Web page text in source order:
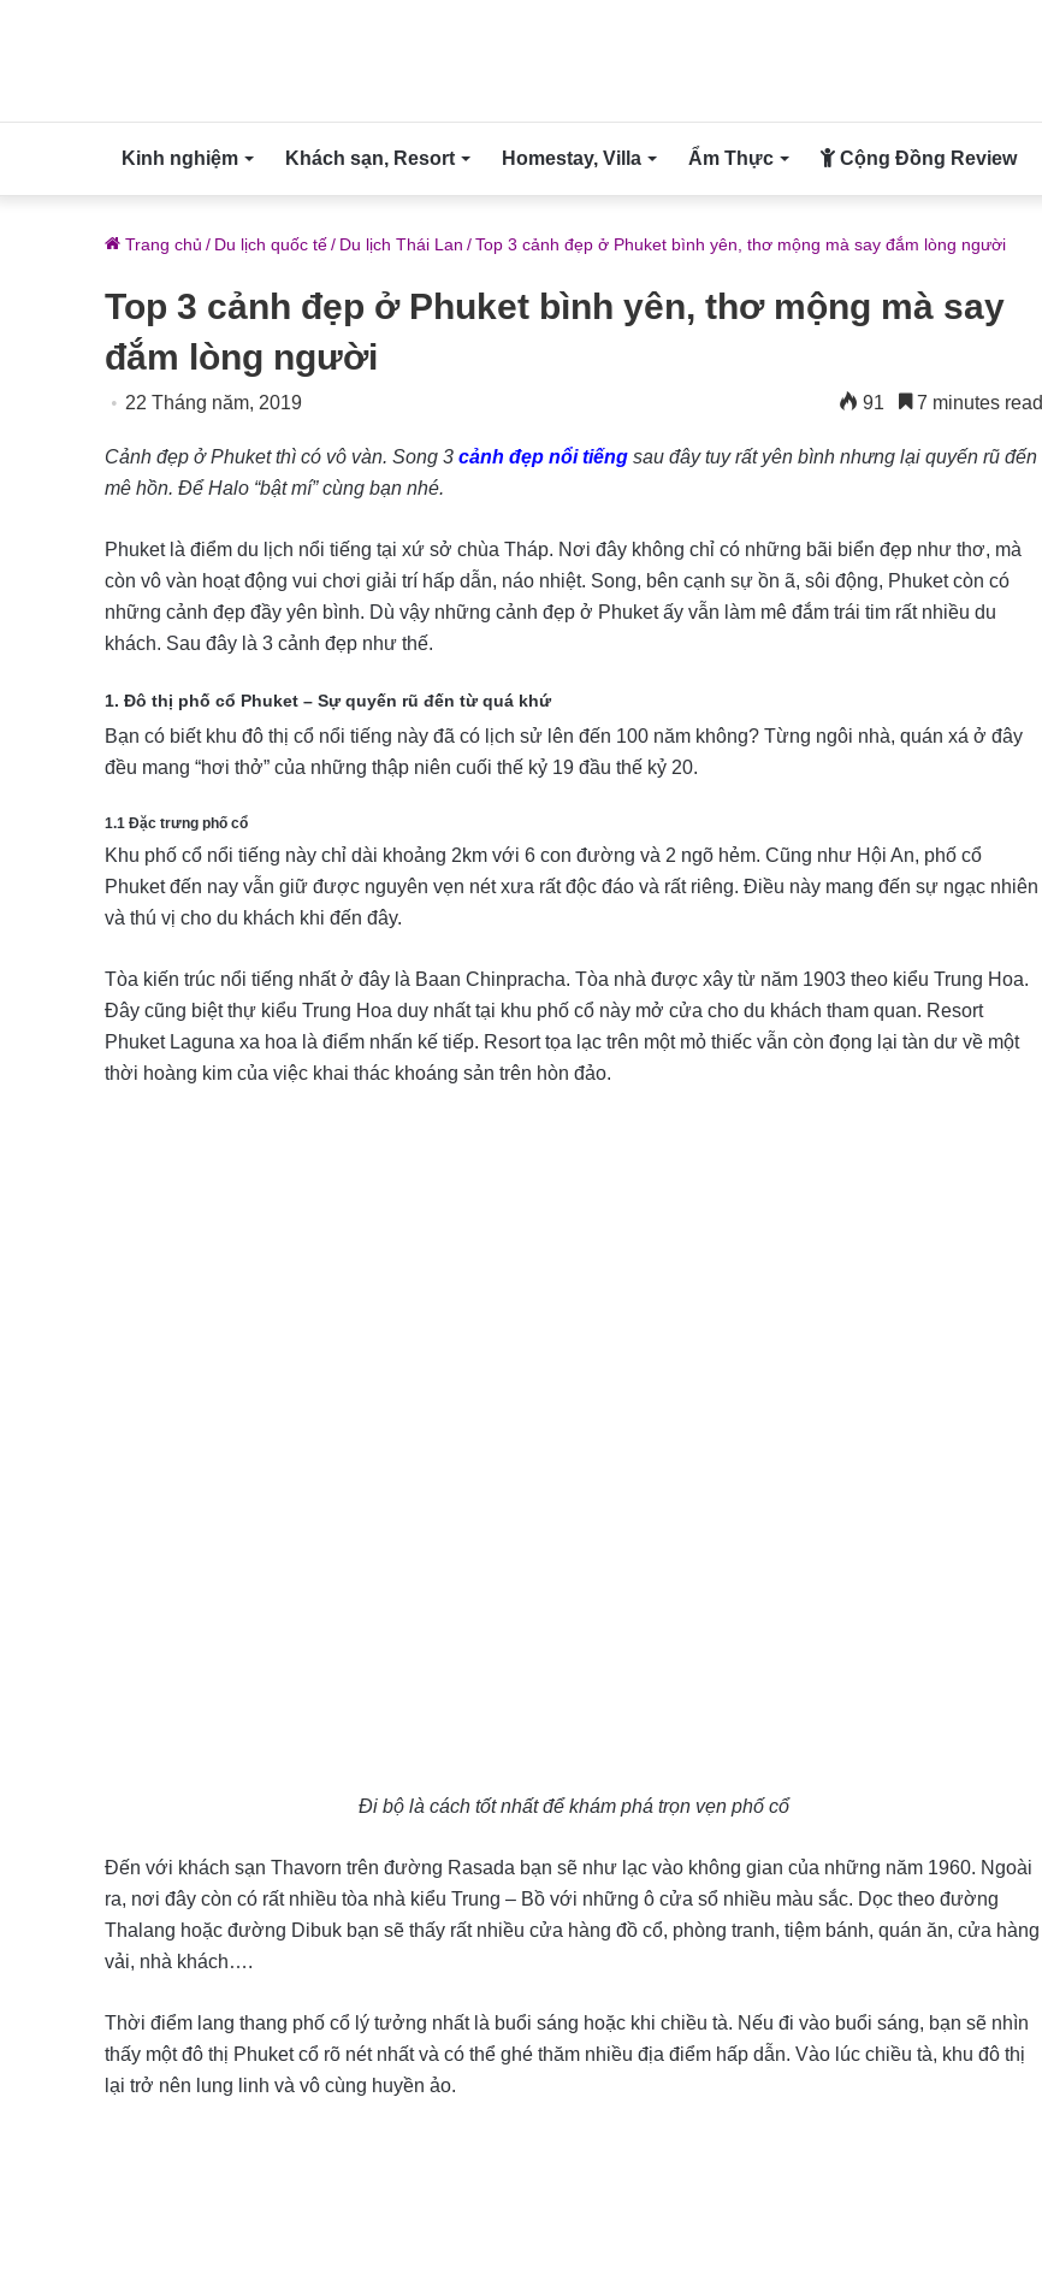
Kinh nghiệm Khách sạn, Resort Homestay, Villa Ẩm Thực Cộng Đồng Review
Trang chủ / Du lịch quốc tế/ Du lịch Thái Lan /Top 3 cảnh đẹp ở Phuket bình yên, thơ mộng mà say đắm lòng người
Top 3 cảnh đẹp ở Phuket bình yên, thơ mộng mà say
đắm lòng người
22 Tháng năm, 2019 91 7 minutes read
Cảnh đẹp ở Phuket thì có vô vàn. Song 3 cảnh đẹp nổi tiếng sau đây tuy rất yên bình nhưng lại quyến rũ đến
mê hồn. Để Halo “bật mí” cùng bạn nhé.
Phuket là điểm du lịch nổi tiếng tại xứ sở chùa Tháp. Nơi đây không chỉ có những bãi biển đẹp như thơ, mà
còn vô vàn hoạt động vui chơi giải trí hấp dẫn, náo nhiệt. Song, bên cạnh sự ồn ã, sôi động, Phuket còn có
những cảnh đẹp đầy yên bình. Dù vậy những cảnh đẹp ở Phuket ấy vẫn làm mê đắm trái tim rất nhiều du
khách. Sau đây là 3 cảnh đẹp như thế.
1. Đô thị phố cổ Phuket – Sự quyến rũ đến từ quá khứ
Bạn có biết khu đô thị cổ nổi tiếng này đã có lịch sử lên đến 100 năm không? Từng ngôi nhà, quán xá ở đây
đều mang “hơi thở” của những thập niên cuối thế kỷ 19 đầu thế kỷ 20.
1.1 Đặc trưng phố cổ
Khu phố cổ nổi tiếng này chỉ dài khoảng 2km với 6 con đường và 2 ngõ hẻm. Cũng như Hội An, phố cổ
Phuket đến nay vẫn giữ được nguyên vẹn nét xưa rất độc đáo và rất riêng. Điều này mang đến sự ngạc nhiên
và thú vị cho du khách khi đến đây.
Tòa kiến trúc nổi tiếng nhất ở đây là Baan Chinpracha. Tòa nhà được xây từ năm 1903 theo kiểu Trung Hoa.
Đây cũng biệt thự kiểu Trung Hoa duy nhất tại khu phố cổ này mở cửa cho du khách tham quan. Resort
Phuket Laguna xa hoa là điểm nhấn kế tiếp. Resort tọa lạc trên một mỏ thiếc vẫn còn đọng lại tàn dư về một
thời hoàng kim của việc khai thác khoáng sản trên hòn đảo.
Đi bộ là cách tốt nhất để khám phá trọn vẹn phố cổ
Đến với khách sạn Thavorn trên đường Rasada bạn sẽ như lạc vào không gian của những năm 1960. Ngoài
ra, nơi đây còn có rất nhiều tòa nhà kiểu Trung – Bồ với những ô cửa sổ nhiều màu sắc. Dọc theo đường
Thalang hoặc đường Dibuk bạn sẽ thấy rất nhiều cửa hàng đồ cổ, phòng tranh, tiệm bánh, quán ăn, cửa hàng
vải, nhà khách….
Thời điểm lang thang phố cổ lý tưởng nhất là buổi sáng hoặc khi chiều tà. Nếu đi vào buổi sáng, bạn sẽ nhìn
thấy một đô thị Phuket cổ rõ nét nhất và có thể ghé thăm nhiều địa điểm hấp dẫn. Vào lúc chiều tà, khu đô thị
lại trở nên lung linh và vô cùng huyền ảo.